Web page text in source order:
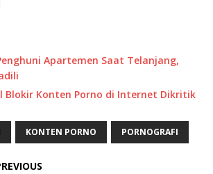
Apartemen Saat Telanjang,
Blokir Konten Porno di Internet Dikritik
KONTEN PORNO PORNOGRAFI